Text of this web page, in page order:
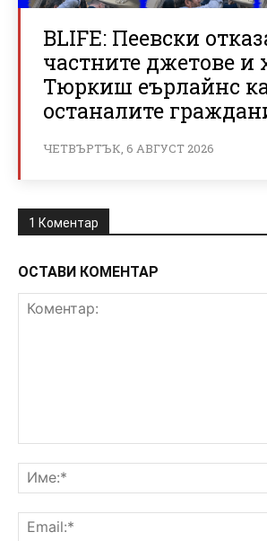
BLIFE: Пеевски
частните джетове и
Тюркиш еърлайнс
останалите
ЧЕТВЪРТЪК, 6 АВГУСТ 2026
1 Коментар
ОСТАВИ КОМЕНТАР